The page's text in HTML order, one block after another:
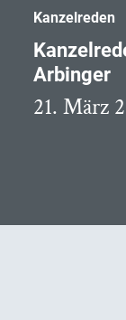
Kanzelreden
Arbinger
21. März